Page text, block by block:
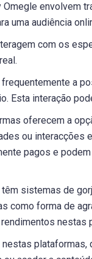
Omegle envolvem
uma audiência
com os
a
Esta interação
oferecem a
ou interacções
pagos e
sistemas de
como forma de
nestas